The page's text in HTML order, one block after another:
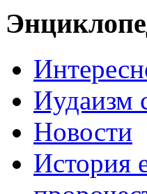
Иудаизм
Новости
История